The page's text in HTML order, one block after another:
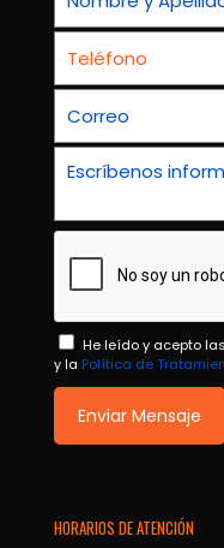
He leído y acepto las
y la Política de
HORARIOS DE ATENCIÓN